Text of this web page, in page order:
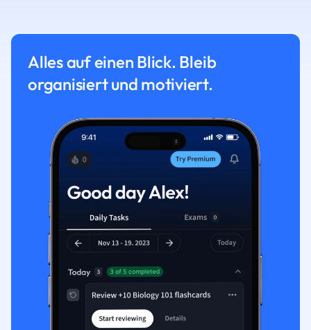
Alles auf einen Blick. Bleib
organisiert und motiviert.